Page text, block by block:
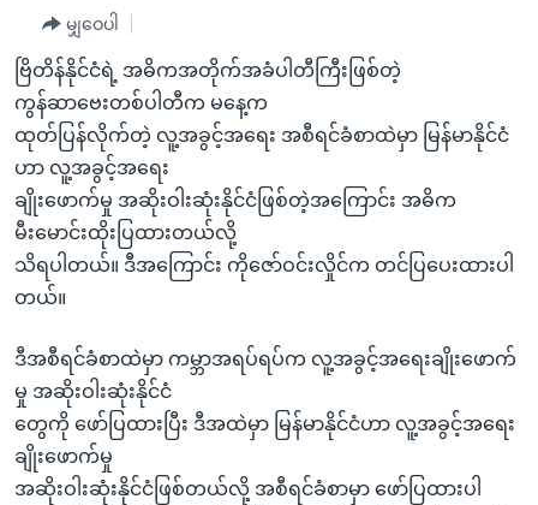
ရန်
ပင်မ
အ
ညွန်း
စာမျက်နှာ
သို့
ကျော်
ကြည့်
ရှာဖွေ
ရန်
နေရာ
သို့
အမေရိကန်သုံးအီဒီယံ
မကြေးမုံရဲ့ အင်္ဂလိပ်စာ
ရုပ်ရှင်ထဲက အင်္ဂလိပ်စာ
သုတပဒေသာ အင်္ဂလိပ်စာ
အပတ်စဉ်ကဏ္ဍများ
ရေဒီယို
တီဗွီ
ရေဒီယိုနှင့်ရုပ်သံ အချက်အလက်များ
ရေဒီယို/တီဗွီအစီအစဉ်
Learning English
ဗွီအိုအေ လူမှုကွန်ယက်များ
ဘာသာစကားများ
မျှဝေပါ
ဗြိတိန်နိုင်ငံရဲ့ အဓိကအတိုက်အခံပါတီကြီးဖြစ်တဲ့
ကွန်ဆာဗေးတစ်ပါတီက မနေ့က
ထုတ်ပြန်လိုက်တဲ့ လူ့အခွင့်အရေး အစီရင်ခံစာထဲမှာ မြန်မာနိုင်ငံ
ဟာ လူ့အခွင့်အရေး
ချိုးဖောက်မှု အဆိုးဝါးဆုံးနိုင်ငံဖြစ်တဲ့အကြောင်း အဓိက
မီးမောင်းထိုးပြထားတယ်လို့
သိရပါတယ်။ ဒီအကြောင်း ကိုဇော်ဝင်းလှိုင်က တင်ပြပေးထားပါ
တယ်။
ဒီအစီရင်ခံစာထဲမှာ ကမ္ဘာအရပ်ရပ်က လူ့အခွင့်အရေးချိုးဖောက်
မှု အဆိုးဝါးဆုံးနိုင်ငံ
တွေကို ဖော်ပြထားပြီး ဒီအထဲမှာ မြန်မာနိုင်ငံဟာ လူ့အခွင့်အရေး
ချိုးဖောက်မှု
အဆိုးဝါးဆုံးနိုင်ငံဖြစ်တယ်လို့ အစီရင်ခံစာမှာ ဖော်ပြထားပါ